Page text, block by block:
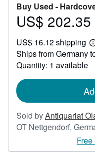
Buy Used -
Price
202.35
US$ 202.35
US$ 16.12 shipping
Ships from Germany
Quantity: 1 available
Sold byAntiquariat
OT Nettgendorf,